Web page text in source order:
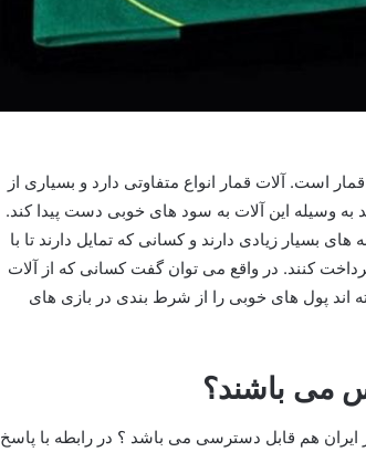
است. آلات قمار انواع متفاوتی دارد و بسیاری از
به وسیله این آلات به سود های خوبی دست پیدا کند.
بسیار زیادی دارند و کسانی که تمایل دارند تا با
کنند. در واقع می توان گفت کسانی که از آلات
اند پول های خوبی را از شرط بندی در بازی های
می باشند؟
ایران هم قابل دسترسی می باشد ؟ در رابطه با پاسخ